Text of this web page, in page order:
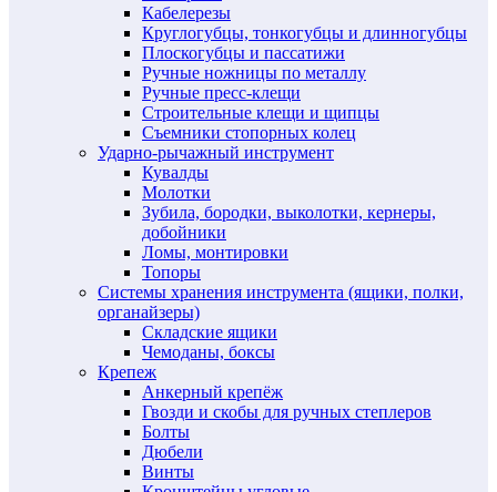
Кабелерезы
Круглогубцы, тонкогубцы и длинногубцы
Плоскогубцы и пассатижи
Ручные ножницы по металлу
Ручные пресс-клещи
Строительные клещи и щипцы
Съемники стопорных колец
Ударно-рычажный инструмент
Кувалды
Молотки
Зубила, бородки, выколотки, кернеры,
добойники
Ломы, монтировки
Топоры
Системы хранения инструмента (ящики, полки,
органайзеры)
Складские ящики
Чемоданы, боксы
Крепеж
Анкерный крепёж
Гвозди и скобы для ручных степлеров
Болты
Дюбели
Винты